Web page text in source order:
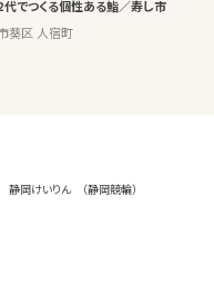
でつくる個性ある鮨／寿し市
葵区 人宿町
静岡けいりん （静岡競輪）